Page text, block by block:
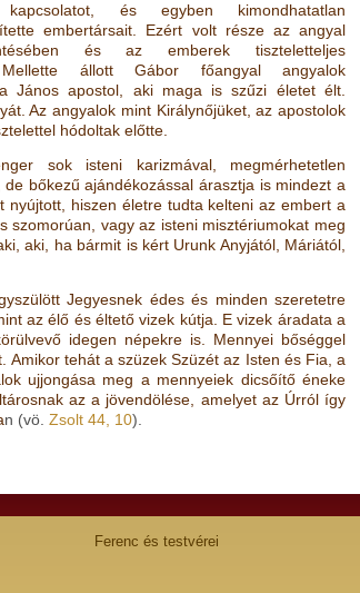
kapcsolatot, és egyben kimondhatatlan
embertársait. Ezért volt része az angyal
és az emberek tiszteletteljes
Mellette állott Gábor főangyal angyalok
János apostol, aki maga is szűzi életet élt.
Az angyalok mint Királynőjüket, az apostolok
hódoltak előtte.
sok isteni karizmával, megmérhetetlen
bőkezű ajándékozással árasztja is mindezt a
nyújtott, hiszen életre tudta kelteni az embert a
szomorúan, vagy az isteni misztériumokat meg
aki, ha bármit is kért Urunk Anyjától, Máriától,
Jegyesnek édes és minden szeretetre
az élő és éltető vizek kútja. E vizek áradata a
idegen népekre is. Mennyei bőséggel
tehát a szüzek Szüzét az Isten és Fia, a
ujjongása meg a mennyeiek dicsőítő éneke
az a jövendölése, amelyet az Úrról így
n (vö. Zsolt 44, 10)
Ferenc és testvérei